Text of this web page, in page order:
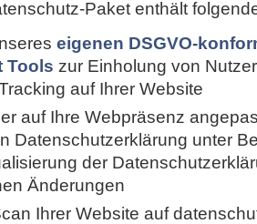
Paket enthält
eigenen DSGVO-
Tools zur Einholung von
auf Ihrer Website
auf Ihre Webpräsenz
Datenschutzerklärung unter
der
Änderungen
Ihrer Website auf